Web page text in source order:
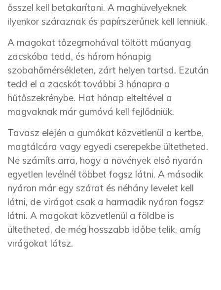
ősszel kell betakarítani. A maghüvelyeknek
ilyenkor száraznak és papírszerűnek kell lenniük.
A magokat tőzegmohával töltött műanyag
zacskóba tedd, és három hónapig
szobahőmérsékleten, zárt helyen tartsd. Ezután
tedd el a zacskót további 3 hónapra a
hűtőszekrénybe. Hat hónap elteltével a
magvaknak már gumóvá kell fejlődniük.
Tavasz elején a gumókat közvetlenül a kertbe,
magtálcára vagy egyedi cserepekbe ültetheted.
Ne számíts arra, hogy a növények első nyarán
egyetlen levélnél többet fogsz látni. A második
nyáron már egy szárat és néhány levelet kell
látni, de virágot csak a harmadik nyáron fogsz
látni. A magokat közvetlenül a földbe is
ültetheted, de még hosszabb időbe telik, amíg
virágokat látsz.